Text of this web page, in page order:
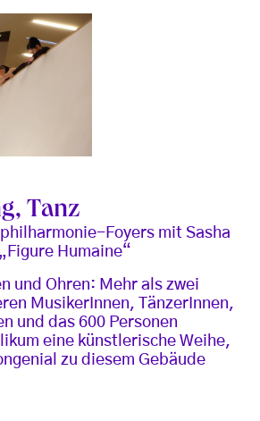
Tanz
Foyers mit Sasha
Humaine“
und Ohren: Mehr als zwei
MusikerInnen, TänzerInnen,
und das 600 Personen
eine künstlerische Weihe,
zu diesem Gebäude